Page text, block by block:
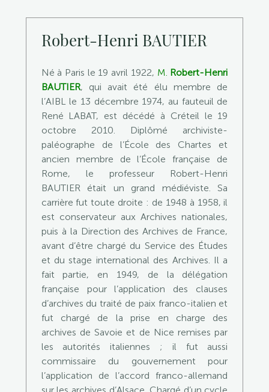
Robert-Henri BAUTIER
Né à Paris le 19 avril 1922, M. Robert-Henri
BAUTIER, qui avait été élu membre de
l’AIBL le 13 décembre 1974, au fauteuil de
René LABAT, est décédé à Créteil le 19
octobre 2010. Diplômé archiviste-
paléographe de l’École des Chartes et
ancien membre de l’École française de
Rome, le professeur Robert-Henri
BAUTIER était un grand médiéviste. Sa
carrière fut toute droite : de 1948 à 1958, il
est conservateur aux Archives nationales,
puis à la Direction des Archives de France,
avant d’être chargé du Service des Études
et du stage international des Archives. Il a
fait partie, en 1949, de la délégation
française pour l’application des clauses
d’archives du traité de paix franco-italien et
fut chargé de la prise en charge des
archives de Savoie et de Nice remises par
les autorités italiennes ; il fut aussi
commissaire du gouvernement pour
l’application de l’accord franco-allemand